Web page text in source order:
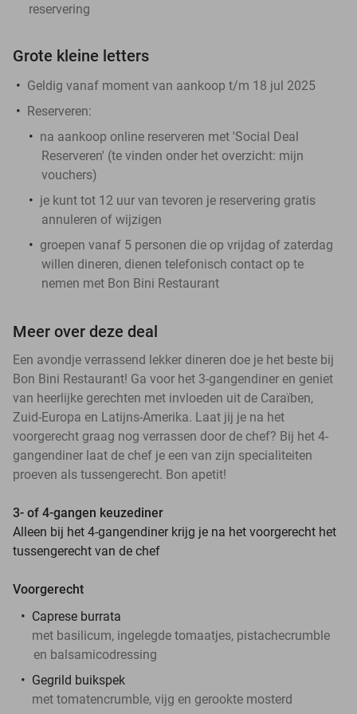
reservering
Grote kleine letters
Geldig vanaf moment van aankoop t/m 18 jul 2025
Reserveren:
na aankoop online reserveren met 'Social Deal
Reserveren' (te vinden onder het overzicht: mijn
vouchers)
je kunt tot 12 uur van tevoren je reservering gratis
annuleren of wijzigen
groepen vanaf 5 personen die op vrijdag of zaterdag
willen dineren, dienen telefonisch contact op te
nemen met Bon Bini Restaurant
Meer over deze deal
Een avondje verrassend lekker dineren doe je het beste bij
Bon Bini Restaurant! Ga voor het 3-gangendiner en geniet
van heerlijke gerechten met invloeden uit de Caraïben,
Zuid-Europa en Latijns-Amerika. Laat jij je na het
voorgerecht graag nog verrassen door de chef? Bij het 4-
gangendiner laat de chef je een van zijn specialiteiten
proeven als tussengerecht. Bon apetit!
3- of 4-gangen keuzediner
Alleen bij het 4-gangendiner krijg je na het voorgerecht het
tussengerecht van de chef
Voorgerecht
Caprese burrata
met basilicum, ingelegde tomaatjes, pistachecrumble
en balsamicodressing
Gegrild buikspek
met tomatencrumble, vijg en gerookte mosterd